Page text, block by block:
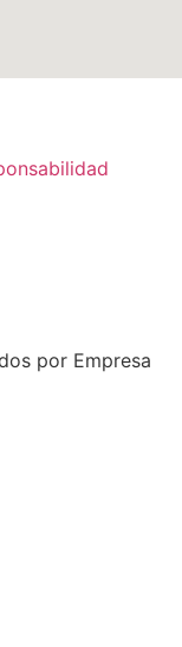
por Empresa